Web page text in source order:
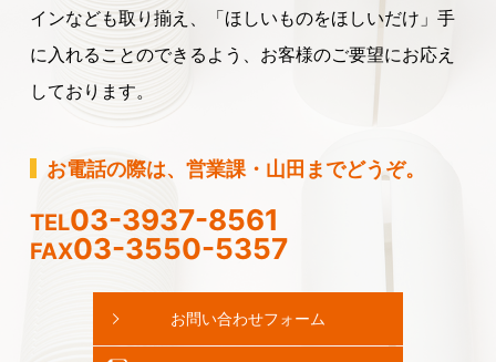
インなども取り揃え、
「ほしいものをほしいだけ」手
に入れることのできるよう、 お客様のご要望にお応え
しております。
お電話の際は、営業課・山田までどうぞ。
TEL03-3937-8561
FAX03-3550-5357
お問い合わせフォーム